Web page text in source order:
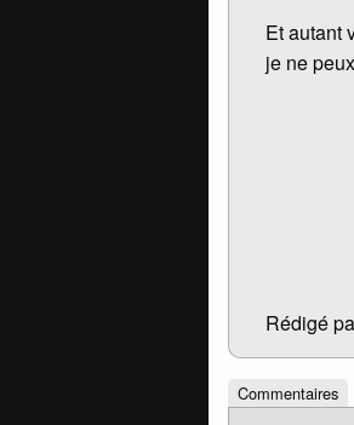
Et autant
je ne
Rédigé
Commentaires